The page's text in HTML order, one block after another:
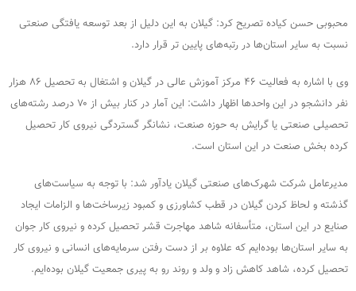
محبوبی حسن کیاده تصریح کرد: گيلان به این دلیل از بعد توسعه یافتگی صنعتی
نسبت به سایر استان‌ها در رتبه‌های پایین تر قرار دارد.
وی با اشاره به فعالیت ۴۶ مرکز آموزش عالی در گيلان و اشتغال به تحصیل ۸۶ هزار
نفر دانشجو در این واحدها اظهار داشت: این آمار در كنار بیش از ۷۰ درصد رشته‌های
تحصیلی صنعتی یا گرایش به حوزه صنعت، نشانگر گستردگی نیروی كار تحصيل
كرده بخش صنعت در اين استان است.
مدیرعامل شرکت شهرک‌های صنعتی گیلان يادآور شد: با توجه به سیاست‌های
گذشته و لحاظ کردن گیلان در قطب کشاورزی و کمبود زیرساخت‌ها و الزامات ایجاد
صنایع در اين استان، متأسفانه شاهد مهاجرت قشر تحصیل کرده و نیروی كار جوان
به سایر استان‌ها بوده‌ایم که علاوه بر از دست رفتن سرمایه‌های انسانی و نیروی كار
تحصیل کرده، شاهد کاهش زاد و ولد و روند رو به پیری جمعیت گيلان بوده‌‌ایم.